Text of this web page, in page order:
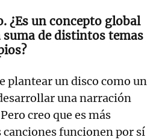
¿Es un concepto global
de distintos temas
plantear un disco como un
una narración
creo que es más
funcionen por sí